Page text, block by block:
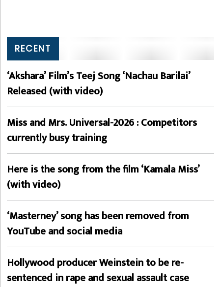
RECENT
‘Akshara’ Film’s Teej Song ‘Nachau Barilai’
Released (with video)
Miss and Mrs. Universal-2026 : Competitors
currently busy training
Here is the song from the film ‘Kamala Miss’
(with video)
‘Masterney’ song has been removed from
YouTube and social media
Hollywood producer Weinstein to be re-
sentenced in rape and sexual assault case